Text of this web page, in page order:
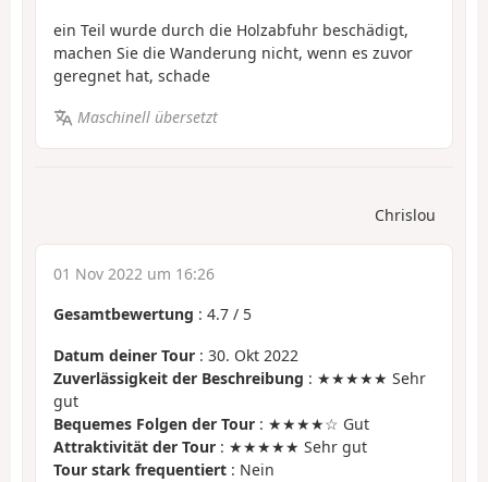
ein Teil wurde durch die Holzabfuhr beschädigt,
machen Sie die Wanderung nicht, wenn es zuvor
geregnet hat, schade
Maschinell übersetzt
Chrislou
01 Nov 2022 um 16:26
Gesamtbewertung : 4.7 / 5
Datum deiner Tour : 30. Okt 2022
Zuverlässigkeit der Beschreibung : ★★★★★ Sehr
gut
Bequemes Folgen der Tour : ★★★★☆ Gut
Attraktivität der Tour : ★★★★★ Sehr gut
Tour stark frequentiert : Nein